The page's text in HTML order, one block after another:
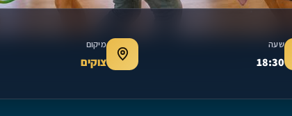
שעה
18:30
מיקום
צוקים